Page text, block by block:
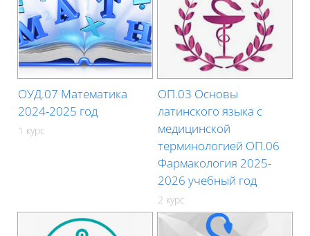
ОУД.07 Математика
2024-2025 год
1 курс
ОП.03 Основы
латинского языка с
медицинской
терминологией ОП.06
Фармакология 2025-
2026 учебный год
2 курс